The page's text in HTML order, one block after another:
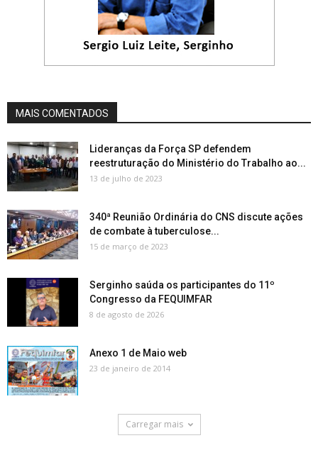
MAIS COMENTADOS
Lideranças da Força SP defendem
reestruturação do Ministério do Trabalho ao...
13 de julho de 2023
340ª Reunião Ordinária do CNS discute ações
de combate à tuberculose...
15 de março de 2023
Serginho saúda os participantes do 11º
Congresso da FEQUIMFAR
8 de agosto de 2026
Anexo 1 de Maio web
23 de janeiro de 2014
Carregar mais